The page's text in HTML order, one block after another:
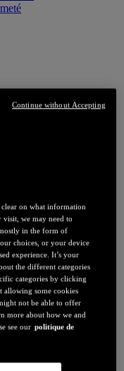
on what information
we may need to
in the form of
choices, or your device
experience. It’s your
the different categories
categories by clicking
allowing some cookies
not be able to offer
more about how we and
see our politique de
Continue without Accepting